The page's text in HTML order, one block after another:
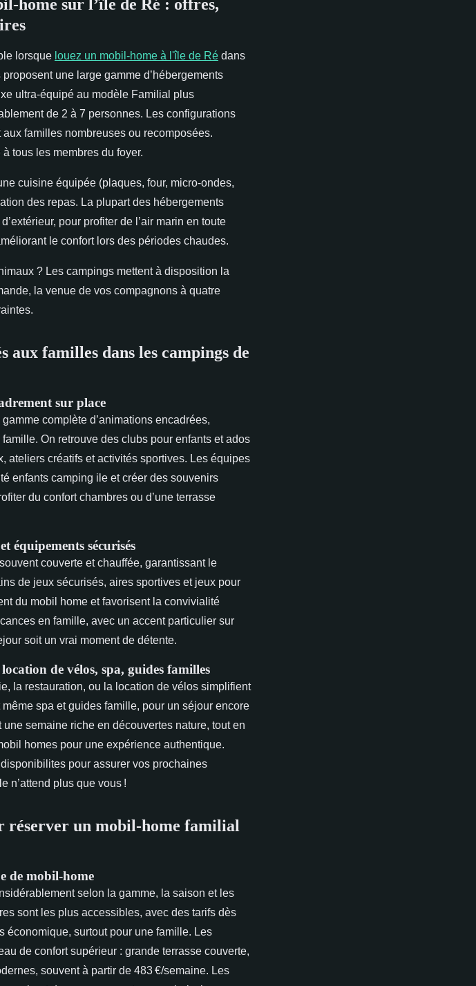
home sur l’île de Ré : offres,
lorsque louez un mobil-home à l'île de Ré dans
une large gamme d’hébergements
ultra-équipé au modèle Familial plus
de 2 à 7 personnes. Les configurations
familles nombreuses ou recomposées.
tous les membres du foyer.
cuisine équipée (plaques, four, micro-ondes,
des repas. La plupart des hébergements
pour profiter de l’air marin en toute
le confort lors des périodes chaudes.
? Les campings mettent à disposition la
la venue de vos compagnons à quatre
aux familles dans les campings de
sur place
complète d’animations encadrées,
On retrouve des clubs pour enfants et ados
ateliers créatifs et activités sportives. Les équipes
enfants camping ile et créer des souvenirs
du confort chambres ou d’une terrasse
équipements sécurisés
couverte et chauffée, garantissant le
de jeux sécurisés, aires sportives et jeux pour
du mobil home et favorisent la convivialité
en famille, avec un accent particulier sur
soit un vrai moment de détente.
de vélos, spa, guides familles
la restauration, ou la location de vélos simplifient
spa et guides famille, pour un séjour encore
semaine riche en découvertes nature, tout en
homes pour une expérience authentique.
pour assurer vos prochaines
n’attend plus que vous !
un mobil-home familial
de mobil-home
selon la gamme, la saison et les
sont les plus accessibles, avec des tarifs dès
économique, surtout pour une famille. Les
de confort supérieur : grande terrasse couverte,
souvent à partir de 483 €/semaine. Les